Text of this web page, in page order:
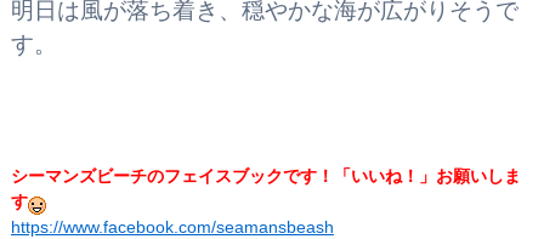
明日は風が落ち着き、穏やかな海が広がりそうで
す。
シーマンズビーチのフェイスブックです！
「いいね！」お願いしま
す
https://www.facebook.com/seamansbeash